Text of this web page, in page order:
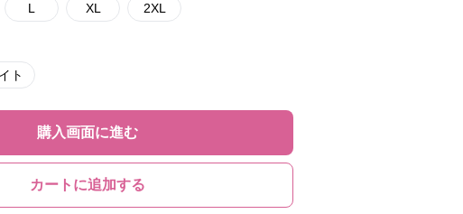
L XL 2XL
ト
購入画面に進む
カートに追加する